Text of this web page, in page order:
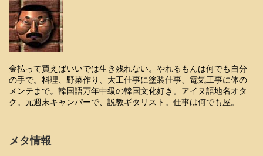
金払って買えばいいでは生き残れない。やれるもんは何でも自分
の手で。料理、野菜作り、大工仕事に塗装仕事、電気工事に体の
メンテまで。韓国語万年中級の韓国文化好き。アイヌ語地名オタ
ク。元週末キャンパーで、説教ギタリスト。仕事は何でも屋。
メタ情報